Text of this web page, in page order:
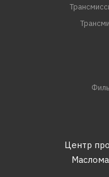
Центр